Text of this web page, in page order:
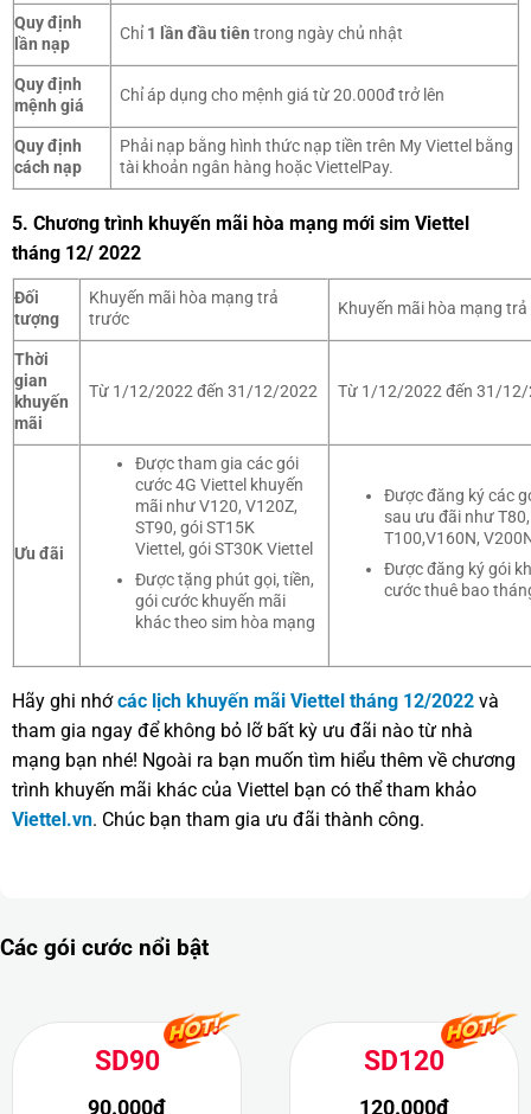
Quy định
lần nạp
Chỉ1 lần đầu tiên trong ngày chủ nhật
Quy định
mệnh giá
Chỉ áp dụng cho mệnh giá từ 20.000đ trở lên
Quy định
cách nạp
Phải nạp bằng hình thức nạp tiền trên My Viettel bằng
tài khoản ngân hàng hoặc ViettelPay.
5. Chương trình khuyến mãi hòa mạng mới sim Viettel
tháng 12/ 2022
Đối
tượng
Khuyến mãi hòa mạng trả
trước
Khuyến mãi hòa mạng
Thời
gian
khuyến
mãi
Từ 1/12/2022 đến 31/12/2022 Từ 1/12/2022 đến 31/
Ưu đãi
Được tham gia các gói
cước 4G Viettel khuyến
mãi như V120, V120Z,
ST90, gói ST15K
Viettel, gói ST30K Viettel
Được tặng phút gọi, tiền,
gói cước khuyến mãi
khác theo sim hòa mạng
Được đăng ký các
sau ưu đãi như T80,
T100,V160N,
Được đăng ký gói
cước thuê bao
Hãy ghi nhớcác lịch khuyến mãi Viettel tháng 12/2022 và
tham gia ngay để không bỏ lỡ bất kỳ ưu đãi nào từ nhà
mạng bạn nhé! Ngoài ra bạn muốn tìm hiểu thêm về chương
trình khuyến mãi khác của Viettel bạn có thể tham khảo
Viettel.vn. Chúc bạn tham gia ưu đãi thành công.
Các gói cước nổi bật
SD90
90.000đ
SD120
120.000đ